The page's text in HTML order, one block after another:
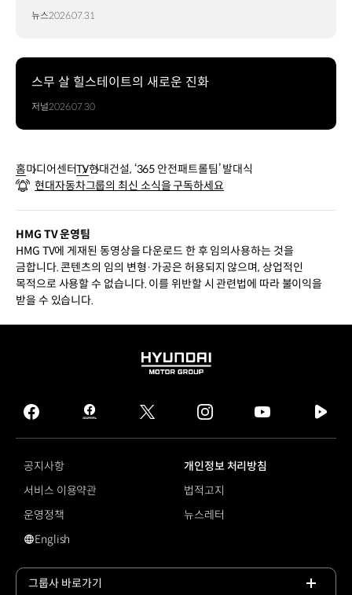
뉴스2026.07.31
스무 살 힐스테이트의 새로운 진화
저널2026.07.30
홈미디어센터TV현대건설, ‘365 안전패트롤팀’ 발대식
현대자동차그룹의 최신 소식을 구독하세요
HMG TV 운영팀
HMG TV에 게재된 동영상을 다운로드 한 후 임의사용하는 것을
금합니다. 콘텐츠의 임의 변형·가공은 허용되지 않으며, 상업적인
목적으로 사용할 수 없습니다. 이를 위반할 시 관련법에 따라 불이익을
받을 수 있습니다.
HYUNDAI
GROUP
facebook
hmg
journal
twitter instagram
tv
공지사항
개인정보 처리방침
서비스 이용약관
법적고지
운영정책
뉴스레터
영문 사이트로 이동
English
그룹사 바로가기